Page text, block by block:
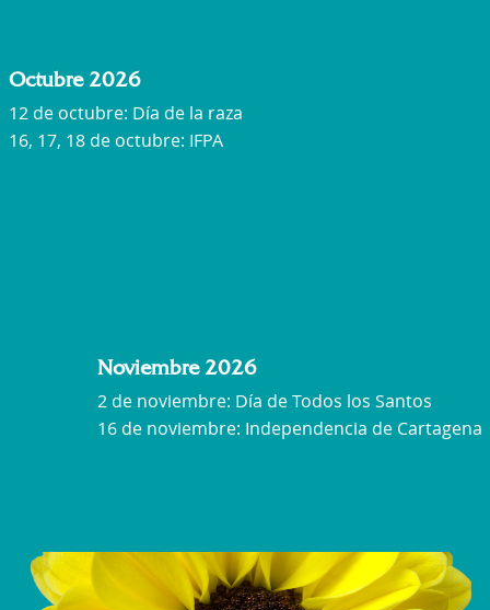
Octubre 2026
12 de octubre: Día de la raza
16, 17, 18 de octubre: IFPA
Noviembre 2026
2 de noviembre: Día de Todos los Santos
16 de noviembre: Independencia de Cartagena